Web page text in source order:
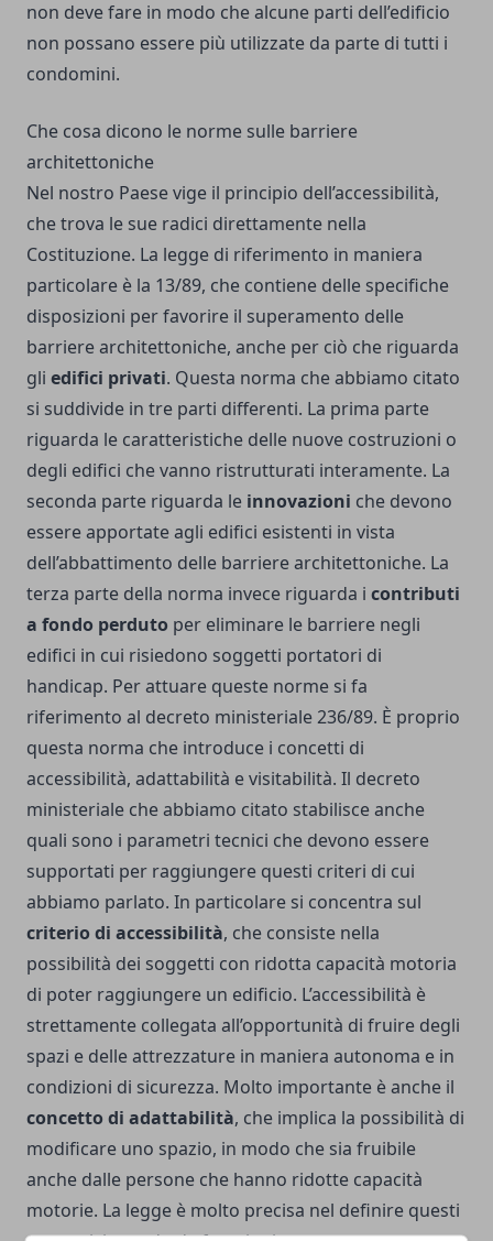
non deve fare in modo che alcune parti dell’edificio
non possano essere più utilizzate da parte di tutti i
condomini.
Che cosa dicono le norme sulle barriere
architettoniche
Nel nostro Paese vige il principio dell’accessibilità,
che trova le sue radici direttamente nella
Costituzione. La legge di riferimento in maniera
particolare è la 13/89, che contiene delle specifiche
disposizioni per favorire il superamento delle
barriere architettoniche, anche per ciò che riguarda
gli edifici privati. Questa norma che abbiamo citato
si suddivide in tre parti differenti. La prima parte
riguarda le caratteristiche delle nuove costruzioni o
degli edifici che vanno ristrutturati interamente. La
seconda parte riguarda le innovazioni che devono
essere apportate agli edifici esistenti in vista
dell’abbattimento delle barriere architettoniche. La
terza parte della norma invece riguarda i contributi
a fondo perduto per eliminare le barriere negli
edifici in cui risiedono soggetti portatori di
handicap. Per attuare queste norme si fa
riferimento al decreto ministeriale 236/89. È proprio
questa norma che introduce i concetti di
accessibilità, adattabilità e visitabilità. Il decreto
ministeriale che abbiamo citato stabilisce anche
quali sono i parametri tecnici che devono essere
supportati per raggiungere questi criteri di cui
abbiamo parlato. In particolare si concentra sul
criterio di accessibilità, che consiste nella
possibilità dei soggetti con ridotta capacità motoria
di poter raggiungere un edificio. L’accessibilità è
strettamente collegata all’opportunità di fruire degli
spazi e delle attrezzature in maniera autonoma e in
condizioni di sicurezza. Molto importante è anche il
concetto di adattabilità, che implica la possibilità di
modificare uno spazio, in modo che sia fruibile
anche dalle persone che hanno ridotte capacità
motorie. La legge è molto precisa nel definire questi